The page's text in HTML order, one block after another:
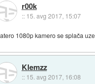
r00k
:: 15. avg 2017, 15:07
1080p kamero se splača
Klemzz
:: 15. avg 2017, 16:08